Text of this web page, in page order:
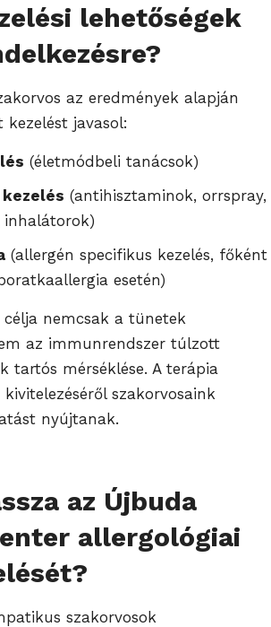
lehetőségek
az eredmények alapján
kezelést javasol:
(életmódbeli tanácsok)
kezelés (antihisztaminok, orrspray,
inhalátorok)
(allergén specifikus kezelés, főként
esetén)
nemcsak a tünetek
az immunrendszer túlzott
tartós mérséklése. A terápia
kivitelezéséről szakorvosaink
nyújtanak.
az Újbuda
allergológiai
szakorvosok